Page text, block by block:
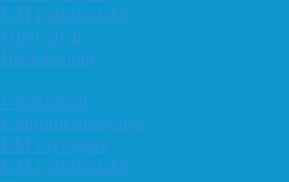
KM i hurtigsjakk
Follo 20 år
Høst-konrad
Vår-konrad
Klubbmesterskapet
KM i lynsjakk
KM i hurtigsjakk